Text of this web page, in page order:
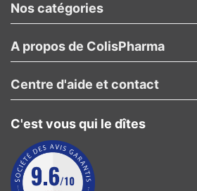
Nos catégories
A propos de ColisPharma
C'est vous qui le dîtes
Centre d'aide et contact